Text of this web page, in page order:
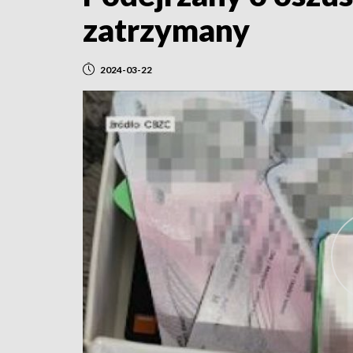
zatrzymany
2024-03-22